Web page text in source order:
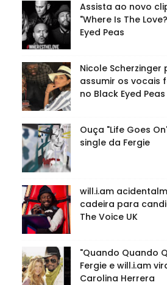
Assista ao novo
"Where Is The
Eyed Peas
Nicole Scherzinger
assumir os vocais
no Black Eyed Peas
Ouça "Life Goes
single da Fergie
will.i.am
cadeira para
The Voice UK
"Quando Quando
Fergie e will.i.am
Carolina Herrera